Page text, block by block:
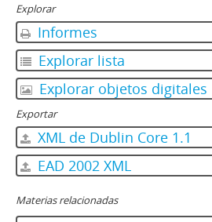
Explorar
Informes
Explorar lista
Explorar objetos digitales
Exportar
XML de Dublin Core 1.1
EAD 2002 XML
Materias relacionadas